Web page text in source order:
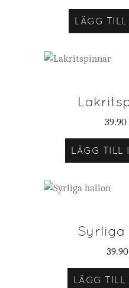
LÄGG TILL
LÄGG TILL I
39.90
LÄGG TILL
Syrliga
39.90